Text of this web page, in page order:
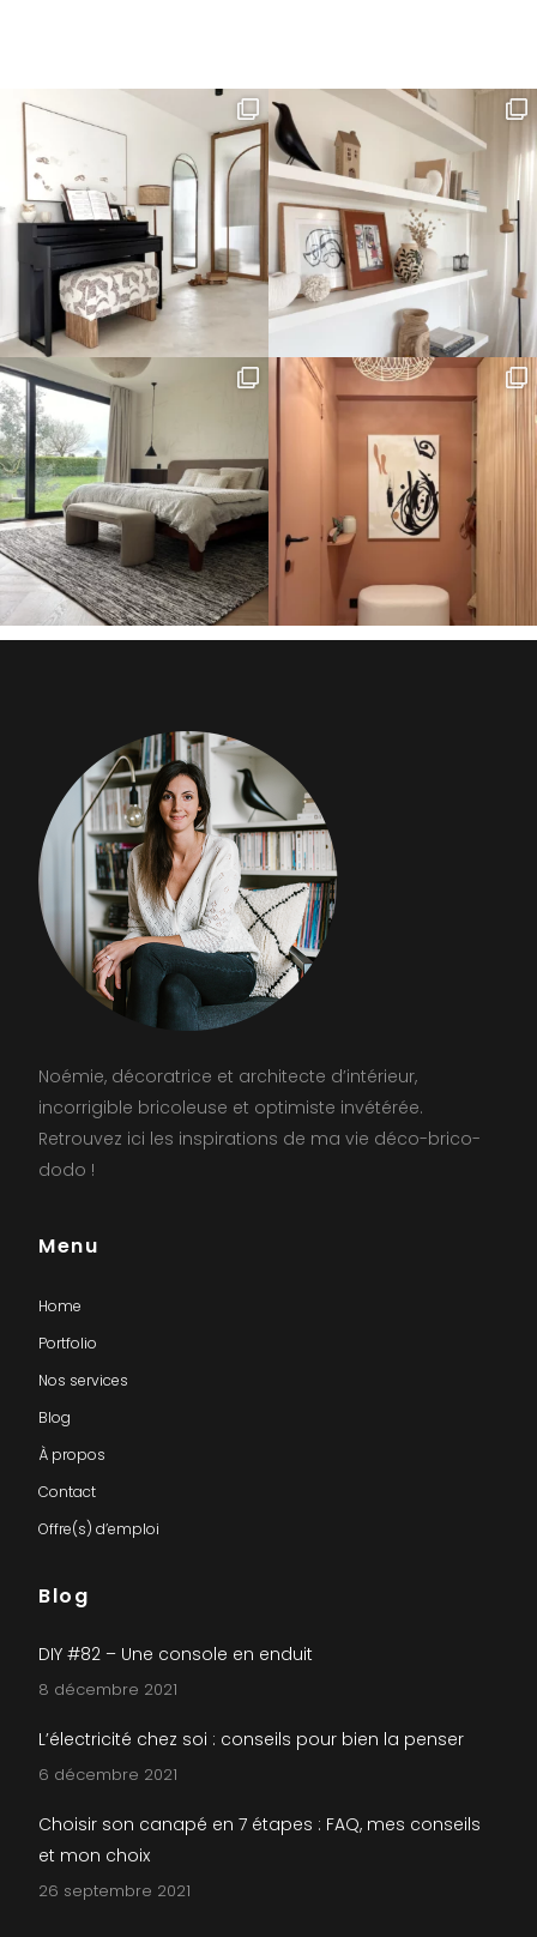
Noémie, décoratrice et architecte d’intérieur,
incorrigible bricoleuse et optimiste invétérée.
Retrouvez ici les inspirations de ma vie déco-brico-
dodo !
Menu
Home
Portfolio
Nos services
Blog
À propos
Contact
Offre(s) d’emploi
Blog
DIY #82 – Une console en enduit
8 décembre 2021
L’électricité chez soi : conseils pour bien la penser
6 décembre 2021
Choisir son canapé en 7 étapes : FAQ, mes conseils
et mon choix
26 septembre 2021